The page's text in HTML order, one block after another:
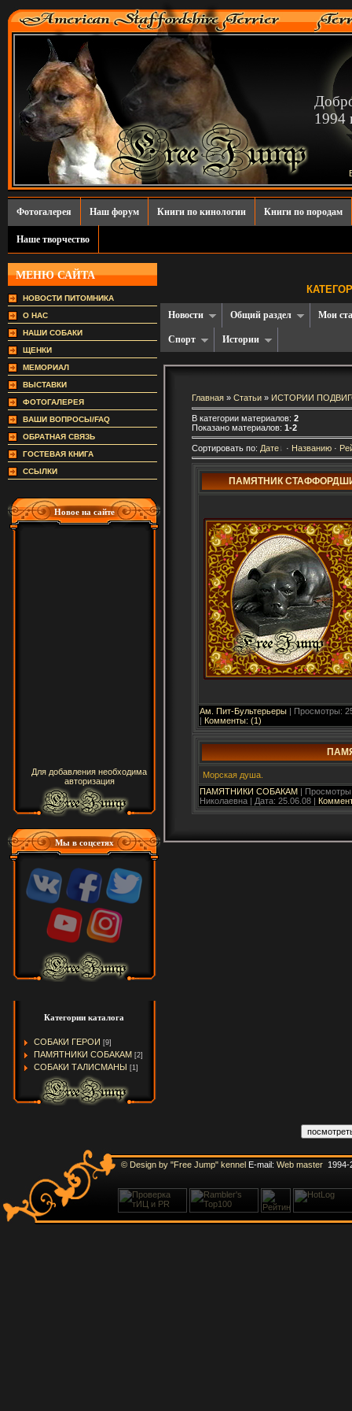
1994
Фотогалерея Наш форум Книги по кинологии Книги по породам
Наше творчество
МЕНЮ САЙТА
НОВОСТИ ПИТОМНИКА
О НАС
НАШИ СОБАКИ
ЩЕНКИ
МЕМОРИАЛ
ВЫСТАВКИ
ФОТОГАЛЕРЕЯ
ВАШИ ВОПРОСЫ/FAQ
ОБРАТНАЯ СВЯЗЬ
ГОСТЕВАЯ КНИГА
ССЫЛКИ
Новое на сайте
Для добавления необходима
авторизация
Мы в соцсетях
Категории каталога
СОБАКИ ГЕРОИ [9]
ПАМЯТНИКИ СОБАКАМ [2]
СОБАКИ ТАЛИСМАНЫ [1]
Новости Общий раздел Мои
Спорт Истории
Главная » Статьи » ИСТОРИИ
В категории материалов: 2
Показано материалов: 1-2
Сортировать по: Дате · Названию ·
ПАМЯТНИК
Ам. Пит-Бультерьеры | Просмотры:
Комменты: (1)
Морская душа.
ПАМЯТНИКИ СОБАКАМ |
Николаевна | Дата: 25.06.08
© Design by "Free Jump" kennelE-mail: Web master